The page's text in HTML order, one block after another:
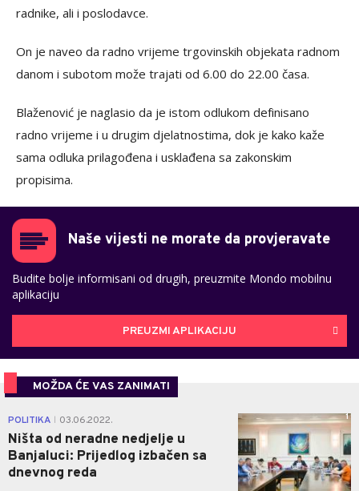
radnike, ali i poslodavce.
On je naveo da radno vrijeme trgovinskih objekata radnom
danom i subotom može trajati od 6.00 do 22.00 časa.
Blaženović je naglasio da je istom odlukom definisano
radno vrijeme i u drugim djelatnostima, dok je kako kaže
sama odluka prilagođena i usklađena sa zakonskim
propisima.
Naše vijesti ne morate da provjeravate
Budite bolje informisani od drugih, preuzmite Mondo mobilnu
aplikaciju
PREUZMI APLIKACIJU
MOŽDA ĆE VAS ZANIMATI
POLITIKA 03.06.2022.
Ništa od neradne nedjelje u
Banjaluci: Prijedlog izbačen sa
dnevnog reda
1